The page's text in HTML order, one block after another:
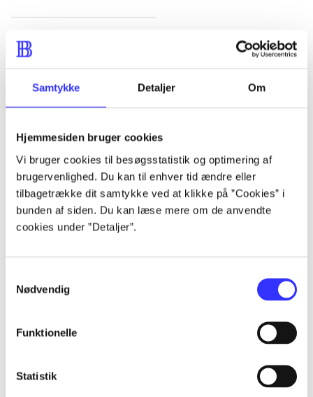
Samtykke Detaljer Om
Hjemmesiden bruger cookies
Vi bruger cookies til besøgsstatistik og optimering af
brugervenlighed. Du kan til enhver tid ændre eller
tilbagetrække dit samtykke ved at klikke på ”Cookies” i
bunden af siden. Du kan læse mere om de anvendte
cookies under ”Detaljer”.
Nødvendig
Funktionelle
Statistik
Artikler
Alle registrerede artikler fordelt på udgivelser
...
...